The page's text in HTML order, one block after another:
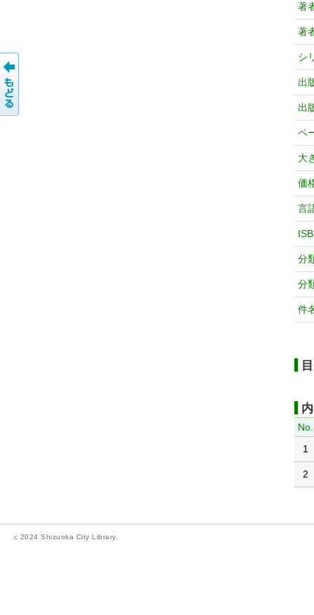
著
著
シ
出
出
ペ
大
価
言
分
分
件
No.
1
2
c 2024 Shizuoka City Library.